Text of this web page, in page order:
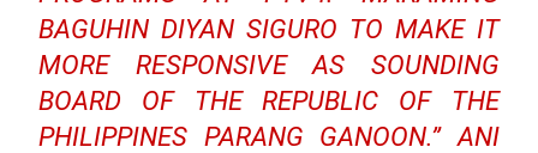
BAGUHIN DIYAN SIGURO TO MAKE IT
MORE RESPONSIVE AS SOUNDING
BOARD OF THE REPUBLIC OF THE
PHILIPPINES PARANG GANOON.” ANI